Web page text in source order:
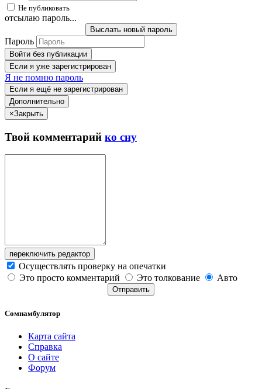
Не публиковать
отсылаю пароль...
Выслать новый пароль
Пароль
Войти без публикации
Если я уже зарегистрирован
Я не помню пароль
Если я ещё не зарегистрирован
Дополнительно
×Закрыть
Твой комментарий ко сну
переключить редактор
Осуществлять проверку на опечатки
Это просто комментарий
Это толкование Авто
Отправить
Сомнамбулятор
Карта сайта
Справка
О сайте
Форум